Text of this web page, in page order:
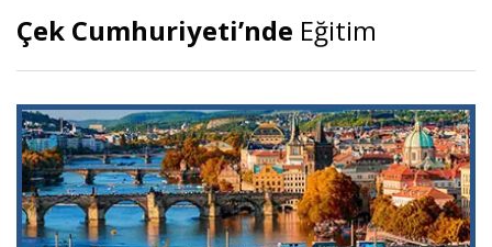
Çek Cumhuriyeti’nde Eğitim